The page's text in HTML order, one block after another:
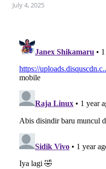
July 4, 2025